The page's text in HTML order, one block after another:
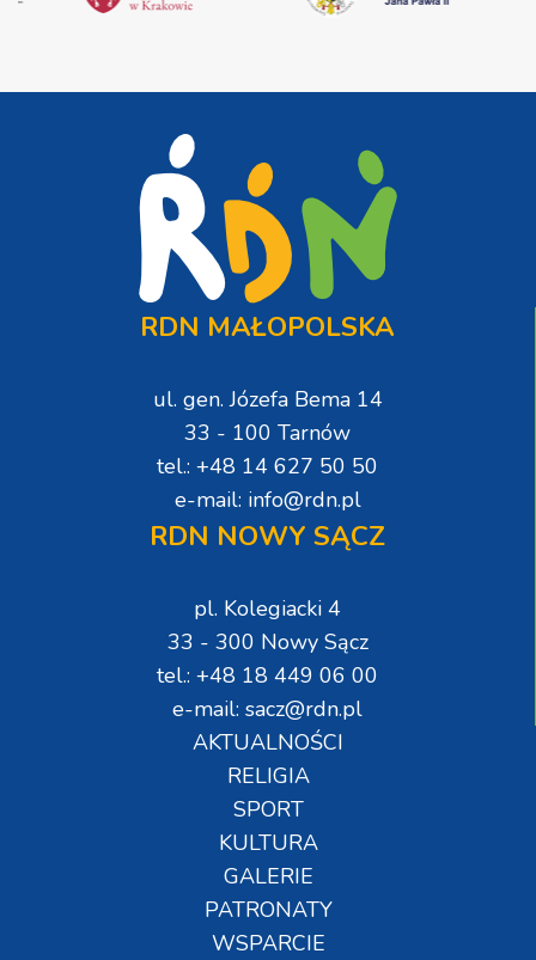
RDN MAŁOPOLSKA
ul. gen. Józefa Bema 14
33 - 100 Tarnów
tel.: +48 14 627 50 50
e-mail: info@rdn.pl
RDN NOWY SĄCZ
pl. Kolegiacki 4
33 - 300 Nowy Sącz
tel.: +48 18 449 06 00
e-mail: sacz@rdn.pl
AKTUALNOŚCI
RELIGIA
SPORT
KULTURA
GALERIE
PATRONATY
WSPARCIE